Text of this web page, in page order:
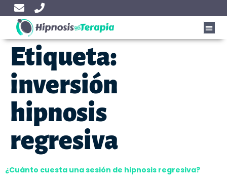
Etiqueta:
inversión
hipnosis
regresiva
¿Cuánto cuesta una sesión de hipnosis regresiva?